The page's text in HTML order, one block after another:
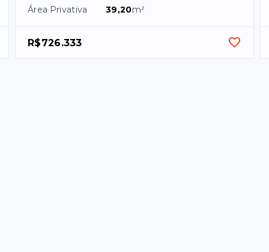
Área Privativa
39,20m²
R$726.333